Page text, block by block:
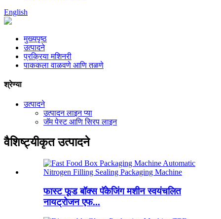
English
मुख्यपृष्ठ
उत्पादने
प्रक्रिया मशिनरी
पाककला वाळवणे आणि तळणे
श्रेण्या
उत्पादने
उत्पादन लाइन प्या
जॅम पेस्ट आणि सिरप लाइन
वैशिष्ट्यीकृत उत्पादने
फास्ट फूड बॉक्स पॅकेजिंग मशीन स्वयंचलित
नायट्रोजन एफ...